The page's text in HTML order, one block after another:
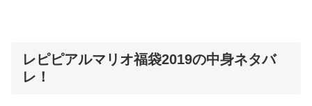
レピピアルマリオ福袋2019の中身ネタバ
レ！